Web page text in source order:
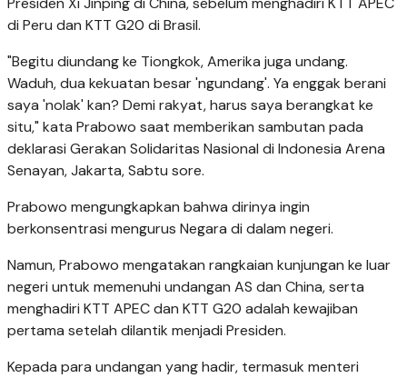
di Peru dan KTT G20 di Brasil.
"Begitu diundang ke Tiongkok, Amerika juga undang.
Waduh, dua kekuatan besar 'ngundang'. Ya enggak berani
saya 'nolak' kan? Demi rakyat, harus saya berangkat ke
situ," kata Prabowo saat memberikan sambutan pada
deklarasi Gerakan Solidaritas Nasional di Indonesia Arena
Senayan, Jakarta, Sabtu sore.
Prabowo mengungkapkan bahwa dirinya ingin
berkonsentrasi mengurus Negara di dalam negeri.
Namun, Prabowo mengatakan rangkaian kunjungan ke luar
negeri untuk memenuhi undangan AS dan China, serta
menghadiri KTT APEC dan KTT G20 adalah kewajiban
pertama setelah dilantik menjadi Presiden.
Kepada para undangan yang hadir, termasuk menteri